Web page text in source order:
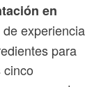
en
experiencia
para
cinco